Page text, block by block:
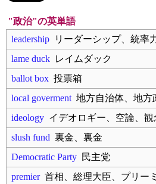
"政治"の英単語
leadership リーダーシップ、統率
lame duck レイムダック
ballot box 投票箱
local goverment 地方自治体、地方
ideology イデオロギー、空論、
slush fund 裏金、裏金
Democratic Party 民主党
premier首相、総理大臣、プリー